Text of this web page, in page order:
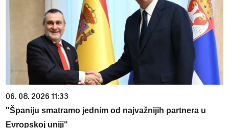
06. 08. 2026 11:33
"Španiju smatramo jednim od najvažnijih partnera u
Evropskoj uniji"